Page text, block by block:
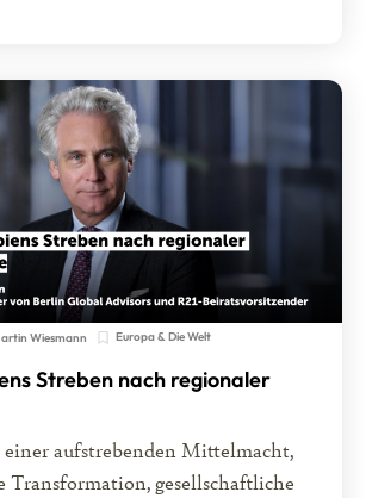
Wiesmann Europa & Die Welt
Streben nach regionaler
einer aufstrebenden Mittelmacht,
Transformation, gesellschaftliche